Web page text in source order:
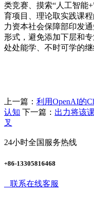
类竞赛、摸索“人工智能
育项目、理论取实践课
力资本社会保障部印发
形式，避免添加下层和
处处能学、不时可学的继
上一篇： 利用OpenAI的
认知 下一篇： 出力将该
叉
24小时全国服务热线
+86-13305816468
联系在线客服